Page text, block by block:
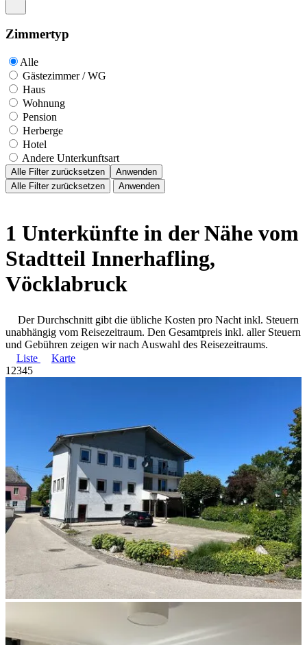
Zimmertyp
Alle
Gästezimmer / WG
Haus
Wohnung
Pension
Herberge
Hotel
Andere Unterkunftsart
Alle Filter zurücksetzen
Anwenden
Alle Filter zurücksetzen
Anwenden
1 Unterkünfte in der Nähe vom
Stadtteil Innerhafling,
Vöcklabruck
Der Durchschnitt gibt die übliche Kosten pro Nacht inkl. Steuern
unabhängig vom Reisezeitraum. Den Gesamtpreis inkl. aller Steuern
und Gebühren zeigen wir nach Auswahl des Reisezeitraums.
Liste
Karte
1 2345